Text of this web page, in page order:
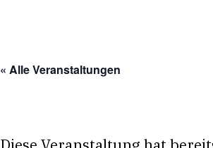
« Alle Veranstaltungen